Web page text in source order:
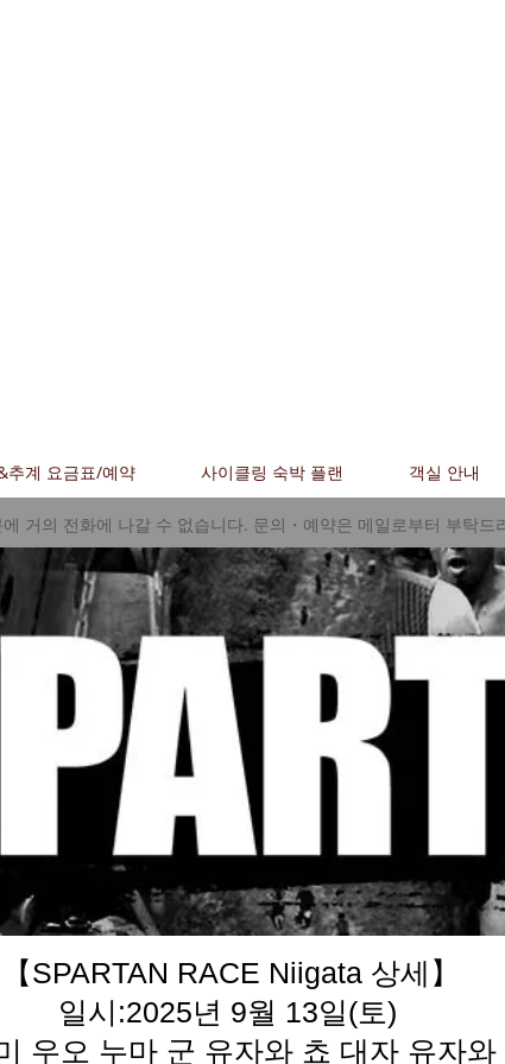
추계 요금표/예약 사이클링 숙박 플랜 객실 안내
거의 전화에 나갈 수 없습니다. 문의・ 예약은 메일로부터 부탁드
【SPARTAN RACE Niigata 상세】
일시:2025년 9월 13일(토)
우오 누마 군 유자와 쵸 대자 유자